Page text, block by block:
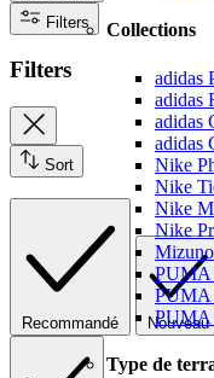
Collections
adidas
adidas
adidas
adidas
Nike
Nike
Nike
Nike
PUMA
PUMA
Type de
Filters
Filters
Sort
Recommandé Nouveau